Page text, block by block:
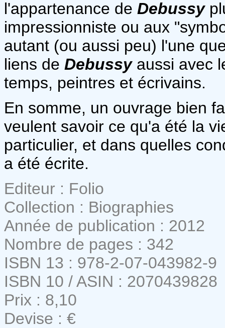
l'appartenance de Debussy
impressionniste ou aux
autant (ou aussi peu) l'une
liens de Debussyaussi avec
temps, peintres et écrivains.
En somme, un ouvrage bien
veulent savoir ce qu'a été la
particulier, et dans quelles
a été écrite.
Editeur : Folio
Collection : Biographies
Année de publication : 2012
Nombre de pages : 342
ISBN 13 : 978-2-07-043982-9
ISBN 10 / ASIN : 2070439828
Prix : 8,10
Devise : €